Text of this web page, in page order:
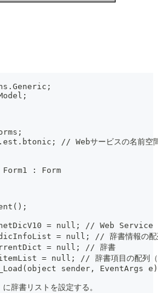
// Webサービスの名前空間
Form1 : Form
= null; // Web Service イ
= null; // 辞書情報の配
= null; // 辞書
= null; // 辞書項目の配列（
sender, EventArgs e)
書リストを設定する。